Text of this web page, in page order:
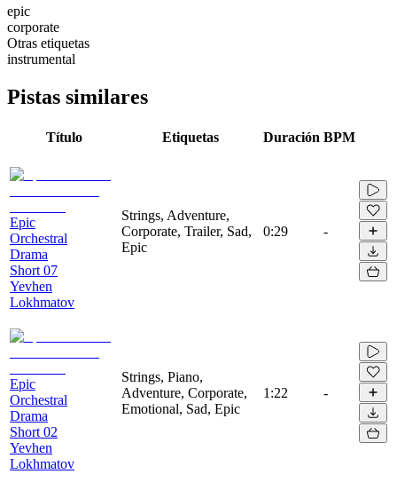
epic
corporate
Otras etiquetas
instrumental
Pistas similares
Título Etiquetas Duración BPM
Epic
Orchestral
Drama
Short 07
Yevhen
Lokhmatov
Strings, Adventure,
Corporate, Trailer, Sad,
Epic
0:29 -
Epic
Orchestral
Drama
Short 02
Yevhen
Lokhmatov
Strings, Piano,
Adventure, Corporate,
Emotional, Sad, Epic
1:22 -